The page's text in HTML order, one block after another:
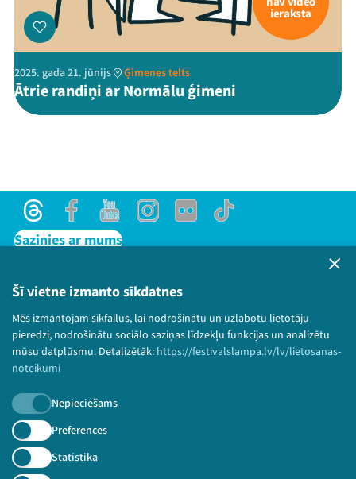
Šī vietne izmanto sīkdatnes
Mēs izmantojam sīkfailus, lai nodrošinātu un uzlabotu lietotāju
pieredzi, nodrošinātu sociālo saziņas līdzekļu funkcijas un analizētu
mūsu datplūsmu. Detalizētāk: https://festivalslampa.lv/lv/lietosanas-
noteikumi
Nepieciešams
Preferences
Statistika
ieraksta
2025. gada 21. jūnijs Ģimenes telts
Ātrie randiņi ar Normālu ģimeni
ThreadsFacebookYoutubeInstagram
Flick TikTok
Sazinies ar mums
Lietošanas noteikumi un sīkdatņu politika
Bērnu aizsardzības politika
© 2026 Sarunu festivāls LAMPA Visas tiesības
paturētas.
Piesakies jaunumiem!
Nepalaid garām aktuālāko informāciju!